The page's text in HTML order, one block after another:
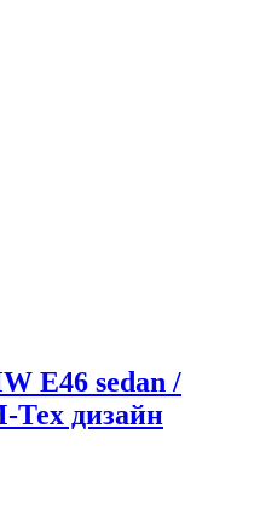
E46 sedan /
Тех дизайн